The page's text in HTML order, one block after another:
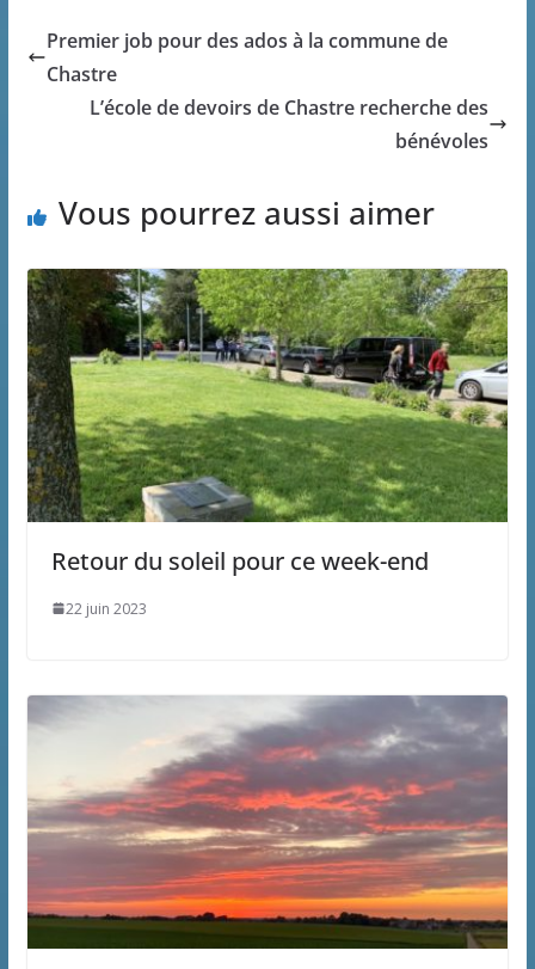
Premier job pour des ados à la commune de
Chastre
L’école de devoirs de Chastre recherche des
bénévoles
Vous pourrez aussi aimer
Retour du soleil pour ce week-end
22 juin 2023